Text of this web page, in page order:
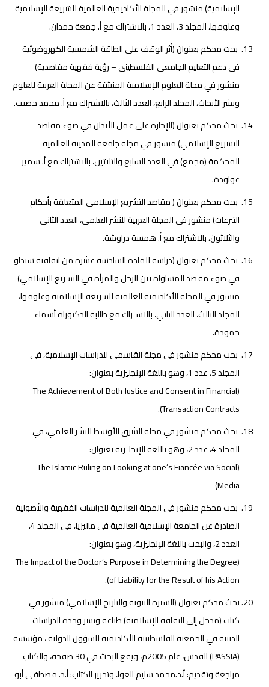
الإسلامية) منشور في المجلة الأكاديمية العالمية للشريعة الإسلامية
وعلومها، المجلد 3، العدد 1، بالاشتراك مع أ. جمعة حمدان.
بحث محكم بعنوان (أثر الوقف على الطاقة الشمسية الكهروضوئية
في دعم التعليم الجامعي الفلسطيني – رؤية فقهية مقاصدية)
منشور في مجلة العلوم الإسلامية المنبثقة عن المجلة العربية للعلوم
ونشر الأبحاث، المجلد الرابع، العدد الثالث، بالاشتراك مع أ. محمد خصيب.
بحث محكم بعنوان (الإجارة على عمل الأبدان في ضوء مقاصد
التشريع الإسلامي) منشور في مجلة جامعة المدينة العالمية
المحكمة (مجمع) في العدد السابع والثلاثين، بالاشتراك مع أ. سمير
عواودة.
بحث محكم بعنوان ( مقاصد التشريع الإسلامي المتعلقة بأحكام
التبرعات) منشور في المجلة العربية للنشر العلمي، العدد الثاني
والثلاثون، بالاشتراك مع أ. همسة دراوشة.
بحث محكم بعنوان (دراسة للمادة السادسة عشرة من اتفاقية سيداو
في ضوء مقصد المساواة بين الرجل والمرأة في التشريع الإسلامي)
منشور في المجلة الأكاديمية العالمية للشريعة الإسلامية وعلومها،
المجلد الثالث، العدد الثاني، بالاشتراك مع طالبة الدكتوراه أسماء
حمودة.
بحث محكم منشور في مجلة القاسمي للدراسات الإسلامية، في
المجلد 5، عدد 1، وهو باللغة الإنجليزية بعنوان:
(The Achievement of Both Justice and Consent in Financial
Transaction Contracts).
بحث محكم منشور في مجلة الشرق الأوسط للنشر العلمي، في
المجلد 4، عدد 2، وهو باللغة الإنجليزية بعنوان:
(The Islamic Ruling on Looking at one’s Fiancée via Social
Media)
بحث محكم منشور في المجلة العالمية للدراسات الفقهية والأصولية
الصادرة عن الجامعة الإسلامية العالمية في ماليزيا، في المجلد 4،
العدد 2، والبحث باللغة الإنجليزية، وهو بعنوان:
(The Impact of the Doctor’s Purpose in Determining the Degree
of Liability for the Result of his Action).
بحث محكم بعنوان (السيرة النبوية والتاريخ الإسلامي) منشور في
كتاب (مدخل إلى الثقافة الإسلامية) طباعة ونشر وحدة الدراسات
الدينية في الجمعية الفلسطينية الأكاديمية للشؤون الدولية ، مؤسسة
(PASSIA) القدس، عام 2005م، ويقع البحث في 30 صفحة، والكتاب
مراجعة وتقديم: أ.د.محمد سليم العوا، وتحرير الكتاب: أ.د. مصطفى أبو